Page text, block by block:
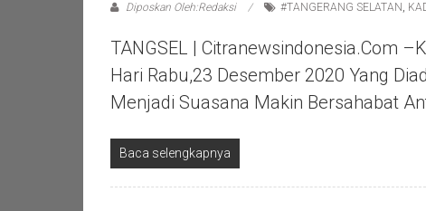
Diposkan Oleh:Redaksi #TANGERANG SELATAN ,
TANGSEL | Citranewsindonesia.com
Hari Rabu,23 Desember 2020 Yang
Menjadi Suasana Makin Bersahabat
Baca selengkapnya